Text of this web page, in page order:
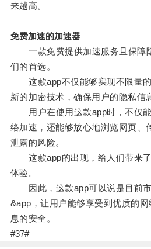
来越高。
免费加速的加速器
一款免费提供加速服务且保障
们的首选。
这款app不仅能够实现不限量的
新的加密技术，确保用户的隐私信
用户在使用这款app时，不仅能
络加速，还能够放心地浏览网页、
泄露的风险。
这款app的出现，给人们带来了
体验。
因此，这款app可以说是目前市
&app，让用户能够享受到优质的
息的安全。
#37#